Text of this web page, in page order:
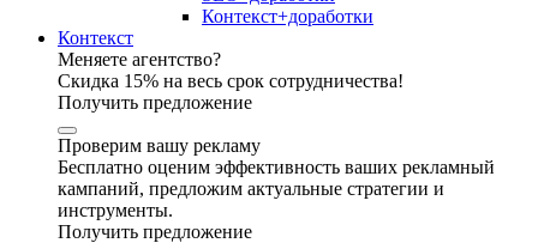
Контекст+доработки
Контекст
Меняете агентство?
Скидка 15% на весь срок сотрудничества!
Получить предложение
Проверим вашу рекламу
Бесплатно оценим эффективность ваших рекламный
кампаний, предложим актуальные стратегии и
инструменты.
Получить предложение